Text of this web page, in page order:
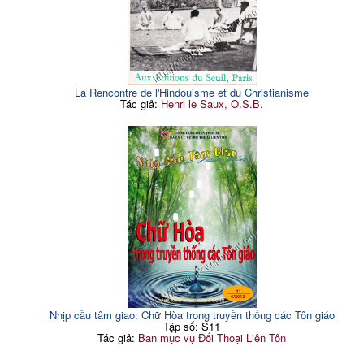
La Rencontre de l'Hindouisme et du Christianisme
Tác giả: Henri le Saux, O.S.B.
Nhịp cầu tâm giao: Chữ Hòa trong truyền thống các Tôn giáo
Tập số: S11
Tác giả: Ban mục vụ Đối Thoại Liên Tôn